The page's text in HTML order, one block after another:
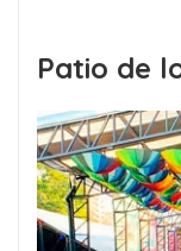
Patio de